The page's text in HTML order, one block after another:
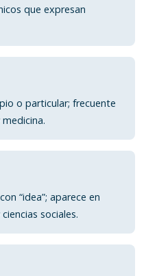
que expresan
o particular; frecuente
“idea”; aparece en
sociales.